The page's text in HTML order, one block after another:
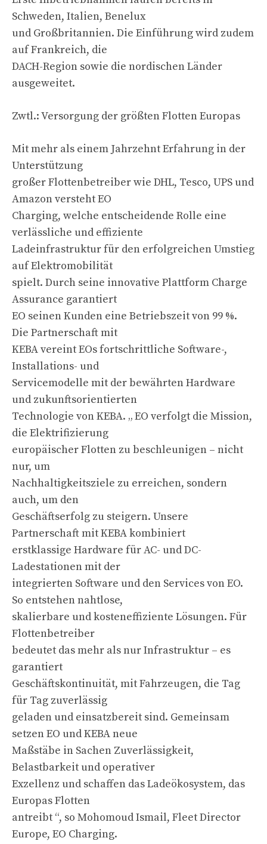
Schweden, Italien, Benelux
und Großbritannien. Die Einführung wird zudem
auf Frankreich, die
DACH-Region sowie die nordischen Länder
ausgeweitet.
Zwtl.: Versorgung der größten Flotten Europas
Mit mehr als einem Jahrzehnt Erfahrung in der
Unterstützung
großer Flottenbetreiber wie DHL, Tesco, UPS und
Amazon versteht EO
Charging, welche entscheidende Rolle eine
verlässliche und effiziente
Ladeinfrastruktur für den erfolgreichen Umstieg
auf Elektromobilität
spielt. Durch seine innovative Plattform Charge
Assurance garantiert
EO seinen Kunden eine Betriebszeit von 99 %.
Die Partnerschaft mit
KEBA vereint EOs fortschrittliche Software-,
Installations- und
Servicemodelle mit der bewährten Hardware
und zukunftsorientierten
Technologie von KEBA. „ EO verfolgt die Mission,
die Elektrifizierung
europäischer Flotten zu beschleunigen – nicht
nur, um
Nachhaltigkeitsziele zu erreichen, sondern
auch, um den
Geschäftserfolg zu steigern. Unsere
Partnerschaft mit KEBA kombiniert
erstklassige Hardware für AC- und DC-
Ladestationen mit der
integrierten Software und den Services von EO.
So entstehen nahtlose,
skalierbare und kosteneffiziente Lösungen. Für
Flottenbetreiber
bedeutet das mehr als nur Infrastruktur – es
garantiert
Geschäftskontinuität, mit Fahrzeugen, die Tag
für Tag zuverlässig
geladen und einsatzbereit sind. Gemeinsam
setzen EO und KEBA neue
Maßstäbe in Sachen Zuverlässigkeit,
Belastbarkeit und operativer
Exzellenz und schaffen das Ladeökosystem, das
Europas Flotten
antreibt “, so Mohomoud Ismail, Fleet Director
Europe, EO Charging.